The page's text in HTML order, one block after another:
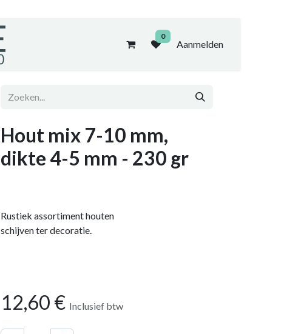
0
Aanmelden
Hout mix 7-10 mm,
dikte 4-5 mm - 230 gr
Rustiek assortiment houten
schijven ter decoratie.
12,60 € Inclusief btw